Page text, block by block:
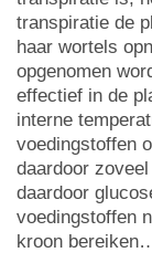
transpiratie de
haar wortels
opgenomen
effectief in de
interne
voedingstoffen
daardoor
daardoor
voedingstoffen
kroon